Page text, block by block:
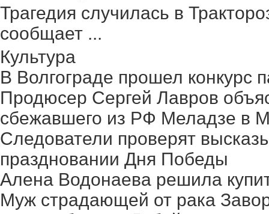
Трагедия случилась в
сообщает ...
Культура
В Волгограде прошел конкурс
Продюсер Сергей Лавров
сбежавшего из РФ Меладзе в
Следователи проверят
праздновании Дня Победы
Алена Водонаева решила
Муж страдающей от рака